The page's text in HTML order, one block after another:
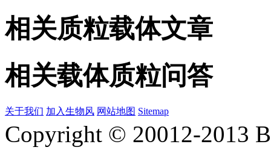
相关质粒载体文章
相关载体质粒问答
关于我们 加入生物风 网站地图 Sitemap
Copyright © 20012-2013